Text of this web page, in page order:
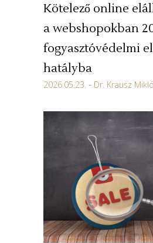
Kötelező online
a webshopokban
fogyasztóvédelmi
hatályba
2026.05.23. Dr. Krausz